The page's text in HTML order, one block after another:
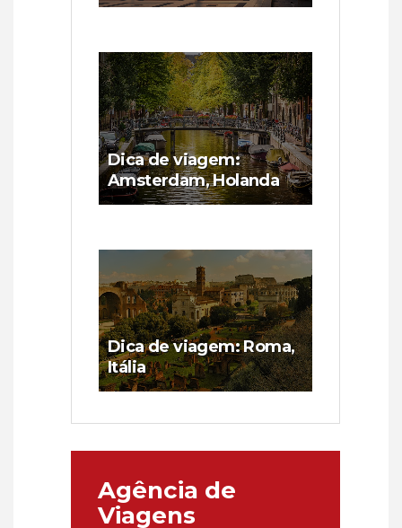
Dica de viagem:
Amsterdam, Holanda
Dica de viagem: Roma,
Itália
Agência de
Viagens